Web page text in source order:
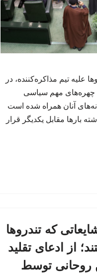
علیه تیم مذاکره‌کننده، در
چهره‌های مهم سیاسی
آنان همراه شده است
بارها مقابل یکدیگر قرار
که تندروها
از ادعای تقلید
توسط